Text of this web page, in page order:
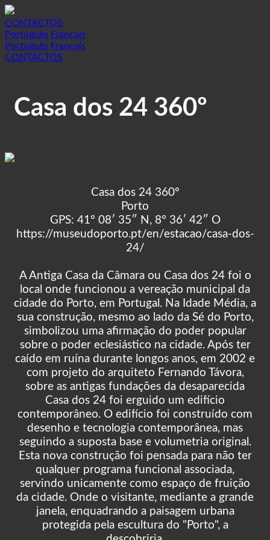
CONTACTOS
Português Français
Português Français
CONTACTOS
Casa dos 24 360º
Casa dos 24 360º
Porto
GPS: 41° 08′ 35″ N, 8° 36′ 42″ O
https://museudoporto.pt/en/estacao/casa-dos-
24/
A Antiga Casa da Câmara ou Casa dos 24 foi o
local onde funcionou a vereação municipal da
cidade do Porto, em Portugal. Na Idade Média, a
sua construção, mesmo ao lado da Sé do Porto,
simbolizou uma afirmação do poder popular
sobre o poder eclesiástico na cidade. Após ter
caído em ruína durante longos anos, em 2002 e
com projeto do arquiteto Fernando Távora,
sobre as antigas fundações da desaparecida
Casa dos 24 foi erguido um edifício
contemporâneo. O edifício foi construído com
desenho e tecnologia contemporânea, mas
seguindo a suposta base e volumetria original.
Esta nova construção foi pensada para não ter
qualquer programa funcional associada,
servindo unicamente como espaço de fruição
da cidade. Onde o visitante, mediante a grande
janela, enquadrando a paisagem urbana
protegida pela escultura do "Porto", a